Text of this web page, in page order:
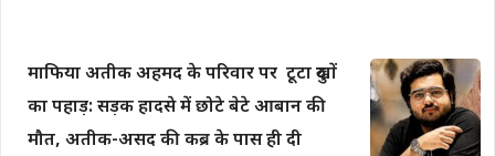
माफिया अतीक अहमद के परिवार पर टूटा दुखों
का पहाड़: सड़क हादसे में छोटे बेटे आबान की
मौत, अतीक-असद की कब्र के पास ही दी